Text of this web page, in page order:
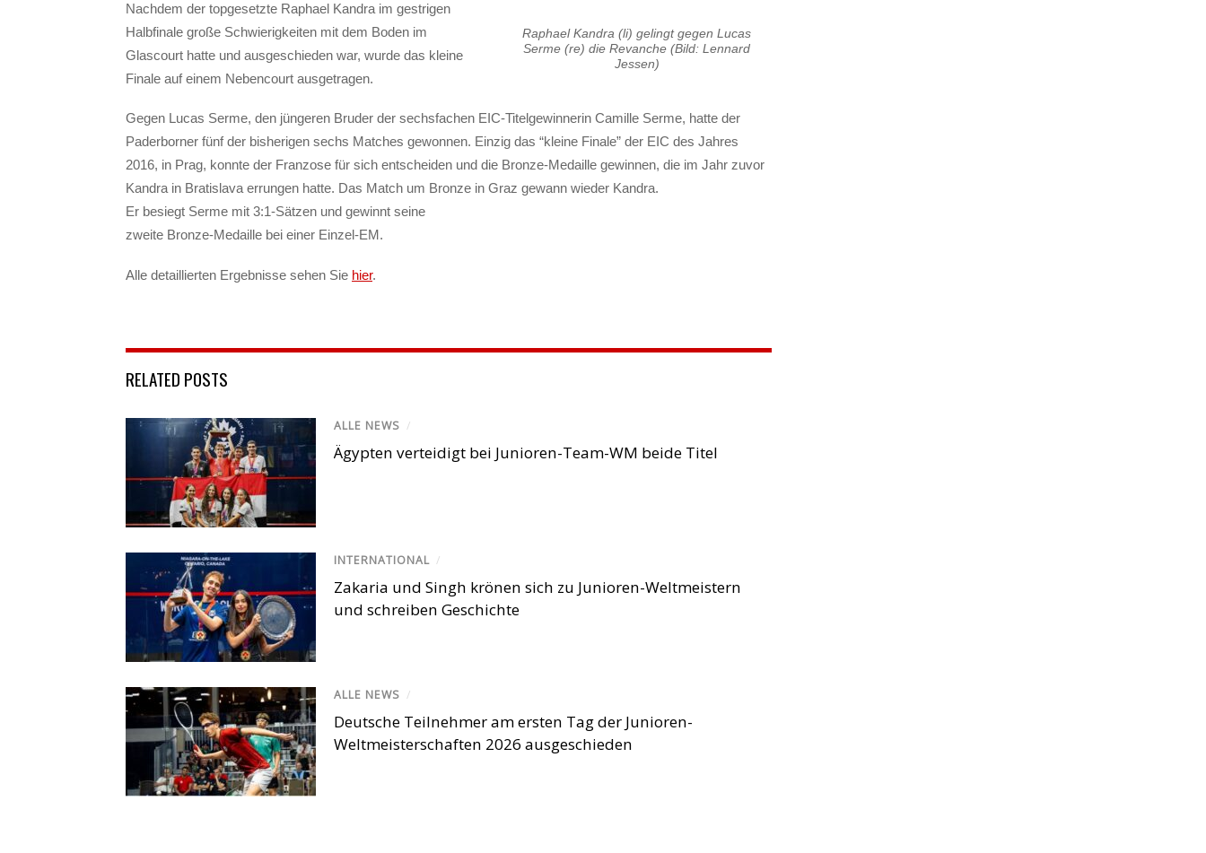
Raphael Kandra (li) gelingt gegen Lucas
Serme (re) die Revanche (Bild: Lennard
Jessen)
Nachdem der topgesetzte Raphael Kandra im gestrigen
Halbfinale große Schwierigkeiten mit dem Boden im
Glascourt hatte und ausgeschieden war, wurde das kleine
Finale auf einem Nebencourt ausgetragen.
Gegen Lucas Serme, den jüngeren Bruder der sechsfachen EIC-Titelgewinnerin Camille Serme, hatte der
Paderborner fünf der bisherigen sechs Matches gewonnen. Einzig das “kleine Finale” der EIC des Jahres
2016, in Prag, konnte der Franzose für sich entscheiden und die Bronze-Medaille gewinnen, die im Jahr zuvor
Kandra in Bratislava errungen hatte. Das Match um Bronze in Graz gewann wieder Kandra.
Er besiegt Serme mit 3:1-Sätzen und gewinnt seine
zweite Bronze-Medaille bei einer Einzel-EM.
Alle detaillierten Ergebnisse sehen Sie hier.
RELATED POSTS
ALLE NEWS /
Ägypten verteidigt bei Junioren-Team-WM beide Titel
INTERNATIONAL /
Zakaria und Singh krönen sich zu Junioren-Weltmeistern
und schreiben Geschichte
ALLE NEWS /
Deutsche Teilnehmer am ersten Tag der Junioren-
Weltmeisterschaften 2026 ausgeschieden